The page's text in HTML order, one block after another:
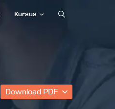
Kursus
Download PDF